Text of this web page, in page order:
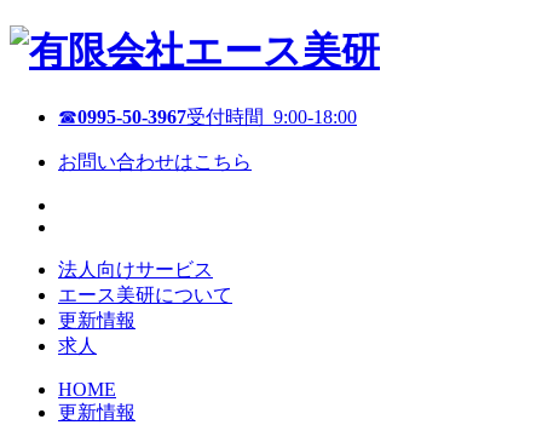
☎0995-50-3967受付時間 9:00-18:00
お問い合わせはこちら
法人向けサービス
エース美研について
更新情報
求人
HOME
更新情報